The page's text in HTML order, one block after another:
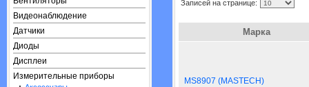
Видеонаблюдение
Датчики
Диоды
Дисплеи
Измерительные приборы
Записей на странице:
Марка
MS8907 (MASTECH)